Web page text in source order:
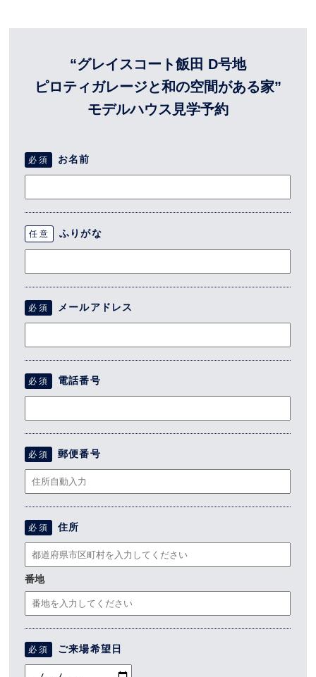
“グレイスコート飯田 D号地
ピロティガレージと和の空間がある家”
モデルハウス見学予約
必須 お名前
任意 ふりがな
必須 メールアドレス
必須 電話番号
必須 郵便番号
必須 住所
番地
必須 ご来場希望日